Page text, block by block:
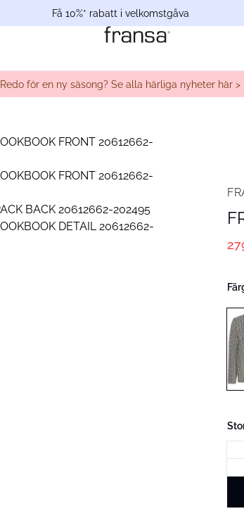
Få 10%* rabatt i velkomstgåva
Redo för en ny säsong? Se alla härliga nyheter här >